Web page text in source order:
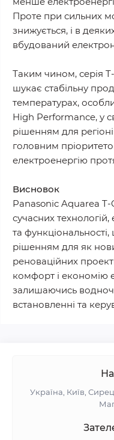
Проте при сильних
знижується, і в
вбудований
Таким чином, серія
шукає стабільну
температурах,
High Performance, у
рішенням для
головним
електроенергію
Висновок
Panasonic Aquarea
сучасних технологій,
та
рішенням для як
реноваційних
комфорт і економію
залишаючись
встановленні та
Україна, Київ,